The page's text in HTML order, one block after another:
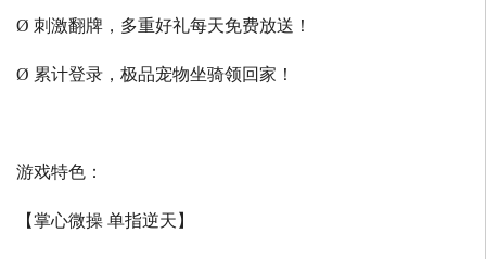
Ø 刺激翻牌，多重好礼每天免费放送！
Ø 累计登录，极品宠物坐骑领回家！
游戏特色：
【掌心微操 单指逆天】